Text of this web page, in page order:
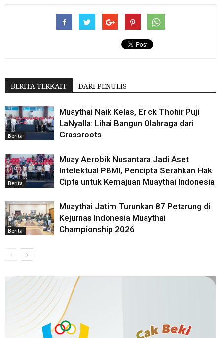
BERITA TERKAIT DARI PENULIS
Berita
Muaythai Naik Kelas, Erick Thohir Puji
LaNyalla: Lihai Bangun Olahraga dari
Grassroots
Berita
Muay Aerobik Nusantara Jadi Aset
Intelektual PBMI, Pencipta Serahkan Hak
Cipta untuk Kemajuan Muaythai Indonesia
Berita
Muaythai Jatim Turunkan 87 Petarung di
Kejurnas Indonesia Muaythai
Championship 2026